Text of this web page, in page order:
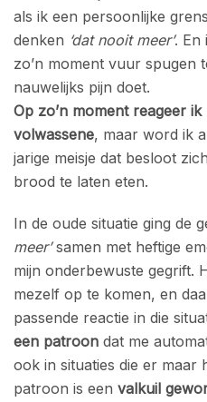
als ik een persoonlijke
denken ‘dat nooit meer’. En
zo’n moment vuur spugen
nauwelijks pijn doet.
Op zo’n moment reageer
volwassene, maar word ik
jarige meisje dat besloot
brood te laten eten.
In de oude situatie ging de
meer’samen met heftige
mijn onderbewuste gegrift.
mezelf op te komen, en
passende reactie in die
een patroon dat me
ook in situaties die er maar
patroon is een valkuil